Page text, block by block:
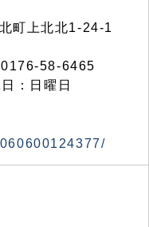
町上北北1-24-1
58-6465
：日曜日